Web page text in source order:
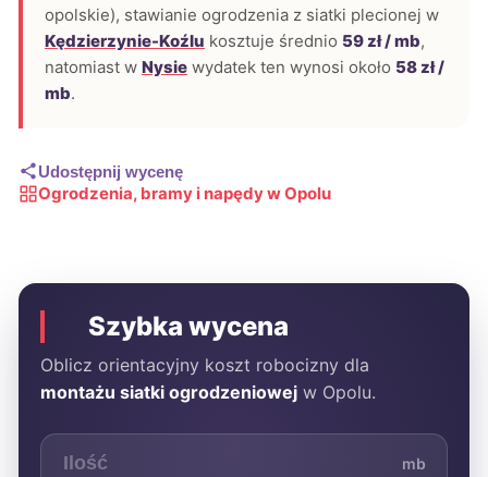
opolskie), stawianie ogrodzenia z siatki plecionej w
Kędzierzynie-Koźlu kosztuje średnio 59 zł / mb,
natomiast w Nysie wydatek ten wynosi około 58 zł /
mb.
Udostępnij wycenę
Ogrodzenia, bramy i napędy w Opolu
Szybka wycena
Oblicz orientacyjny koszt robocizny dla
montażu siatki ogrodzeniowej w Opolu.
mb